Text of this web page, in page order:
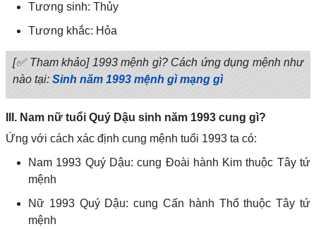
Tương sinh: Thủy
Tương khắc: Hỏa
[✅ Tham khảo] 1993 mệnh gì? Cách ứng dụng mệnh như
nào tại: Sinh năm 1993 mệnh gì mạng gì
III. Nam nữ tuổi Quý Dậu sinh năm 1993 cung gì?
Ứng với cách xác định cung mệnh tuổi 1993 ta có:
Nam 1993 Quý Dậu: cung Đoài hành Kim thuộc Tây tứ
mệnh
Nữ 1993 Quý Dậu: cung Cấn hành Thổ thuộc Tây tứ
mệnh